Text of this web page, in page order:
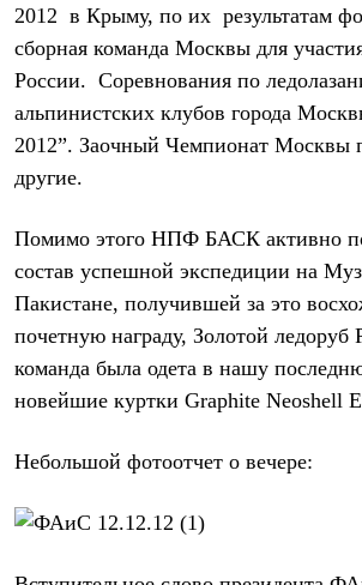
Среднее термобелье
Легкое термобелье
Лёгкая одежда
Футболки
Толстовки
Брюки
Шорты
Женская одежда
Куртки
Жилеты
Утепленная синтетикой
Куртки
Штормовая одежда
Куртки
Брюки
Рубашки
Футболки
Брюки
2012 в Крыму, по их результатам
сборная команда Москвы для
России. Соревнования по
альпинистских клубов города
2012”. Заочный Чемпионат Москвы
другие.
Помимо этого НПФ БАСК активно
состав успешной экспедиции на
Пакистане, получившей за это
почетную награду, Золотой ледоруб
команда была одета в нашу
новейшие куртки Graphite Neoshell
Небольшой фотоотчет о вечере: